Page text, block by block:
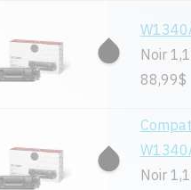
Noir
88,99$
Noir